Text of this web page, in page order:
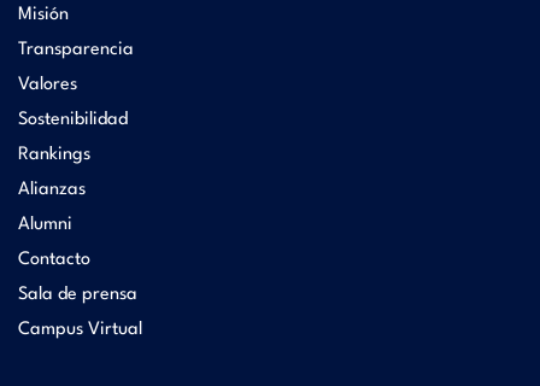
Misión
Transparencia
Valores
Sostenibilidad
Rankings
Alianzas
Alumni
Contacto
Sala de prensa
Campus Virtual